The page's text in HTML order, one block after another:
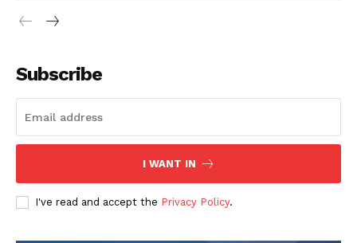
Subscribe
I WANT IN
I've read and accept the Privacy Policy.